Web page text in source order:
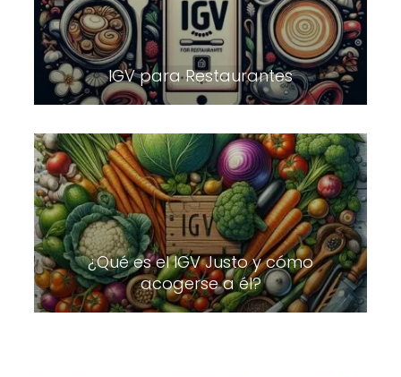
IGV para Restaurantes
¿Qué es el IGV Justo y cómo
acogerse a él?